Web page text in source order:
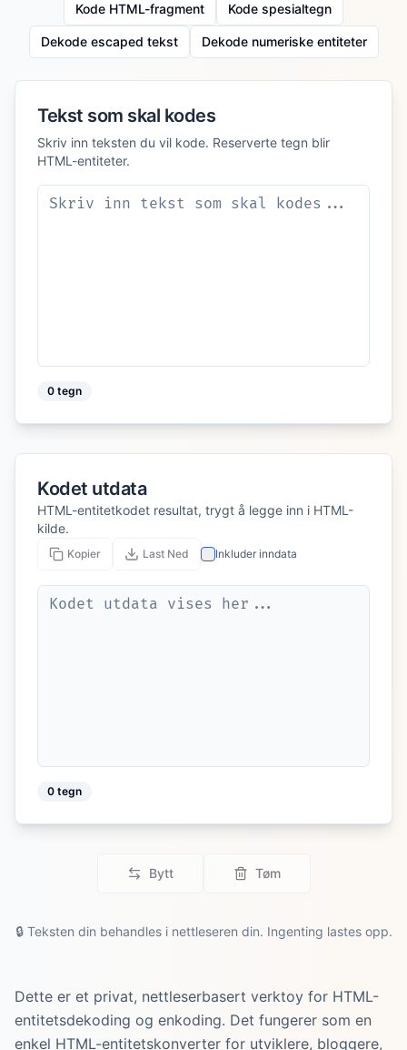
Kode HTML-fragment Kode spesialtegn
Dekode escaped tekst Dekode numeriske entiteter
Tekst som skal kodes
Skriv inn teksten du vil kode. Reserverte tegn blir
HTML-entiteter.
0 tegn
Kodet utdata
HTML-entitetkodet resultat, trygt å legge inn i HTML-
kilde.
Kopier Last Ned Inkluder inndata
0 tegn
Bytt Tøm
🔒 Teksten din behandles i nettleseren din. Ingenting lastes opp.
Dette er et privat, nettleserbasert verktoy for HTML-
entitetsdekoding og enkoding. Det fungerer som en
enkel HTML-entitetskonverter for utviklere, bloggere,